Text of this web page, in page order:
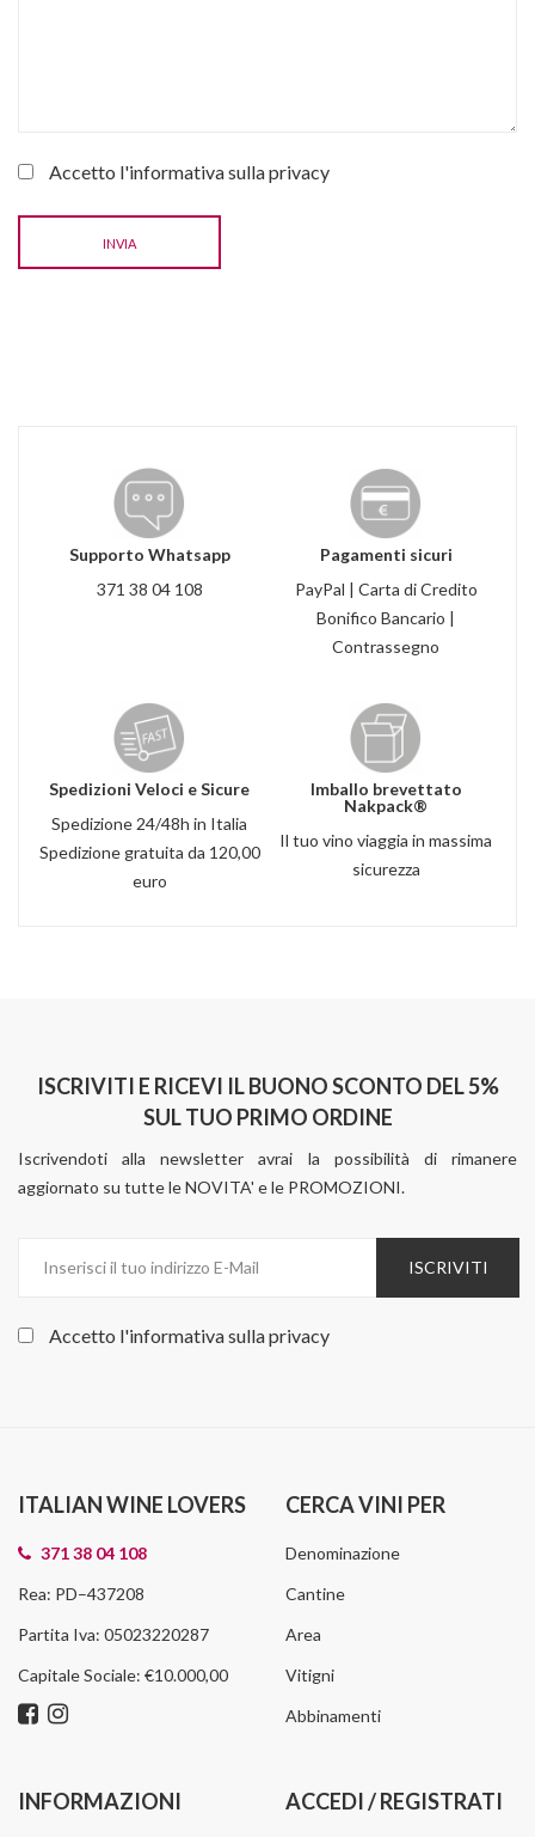
Accetto l'informativa sullaprivacy
INVIA
Supporto Whatsapp
371 38 04 108
Pagamenti sicuri
PayPal | Carta di Credito
Bonifico Bancario |
Contrassegno
Spedizioni Veloci e Sicure
Spedizione 24/48h in Italia
Spedizione gratuita da 120,00
euro
Imballo brevettato
Nakpack®
Il tuo vino viaggia in massima
sicurezza
ISCRIVITI E RICEVI IL BUONO SCONTO DEL 5%
SUL TUO PRIMO ORDINE
Iscrivendoti alla newsletter avrai la possibilità di rimanere
aggiornato su tutte le NOVITA' e le PROMOZIONI.
ISCRIVITI
Accetto l'informativa sullaprivacy
ITALIAN WINE LOVERS
371 38 04 108
Rea: PD–437208
Partita Iva: 05023220287
Capitale Sociale: €10.000,00
CERCA VINI PER
Denominazione
Cantine
Area
Vitigni
Abbinamenti
INFORMAZIONI ACCEDI / REGISTRATI